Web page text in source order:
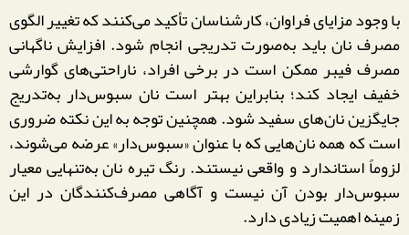
با وجود مزایای فراوان، کارشناسان تأکید می‌کنند که تغییر الگوی
مصرف نان باید به‌صورت تدریجی انجام شود. افزایش ناگهانی
مصرف فیبر ممکن است در برخی افراد، ناراحتی‌های گوارشی
خفیف ایجاد کند؛ بنابراین بهتر است نان سبوس‌دار به‌تدریج
جایگزین نان‌های سفید شود. همچنین توجه به این نکته ضروری
است که همه نان‌هایی که با عنوان «سبوس‌دار» عرضه می‌شوند،
لزوماً استاندارد و واقعی نیستند. رنگ تیره نان به‌تنهایی معیار
سبوس‌دار بودن آن نیست و آگاهی مصرف‌کنندگان در این
زمینه اهمیت زیادی دارد.